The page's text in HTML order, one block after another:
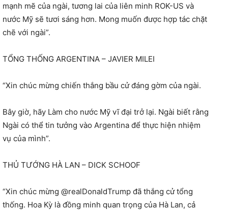
mạnh mẽ của ngài, tương lai của liên minh ROK-US và
nước Mỹ sẽ tươi sáng hơn. Mong muốn được hợp tác chặt
chẽ với ngài”.
TỔNG THỐNG ARGENTINA – JAVIER MILEI
“Xin chúc mừng chiến thắng bầu cử đáng gờm của ngài.
Bây giờ, hãy Làm cho nước Mỹ vĩ đại trở lại. Ngài biết rằng
Ngài có thể tin tưởng vào Argentina để thực hiện nhiệm
vụ của mình”.
THỦ TƯỚNG HÀ LAN – DICK SCHOOF
“Xin chúc mừng @realDonaldTrump đã thắng cử tổng
thống. Hoa Kỳ là đồng minh quan trọng của Hà Lan, cả